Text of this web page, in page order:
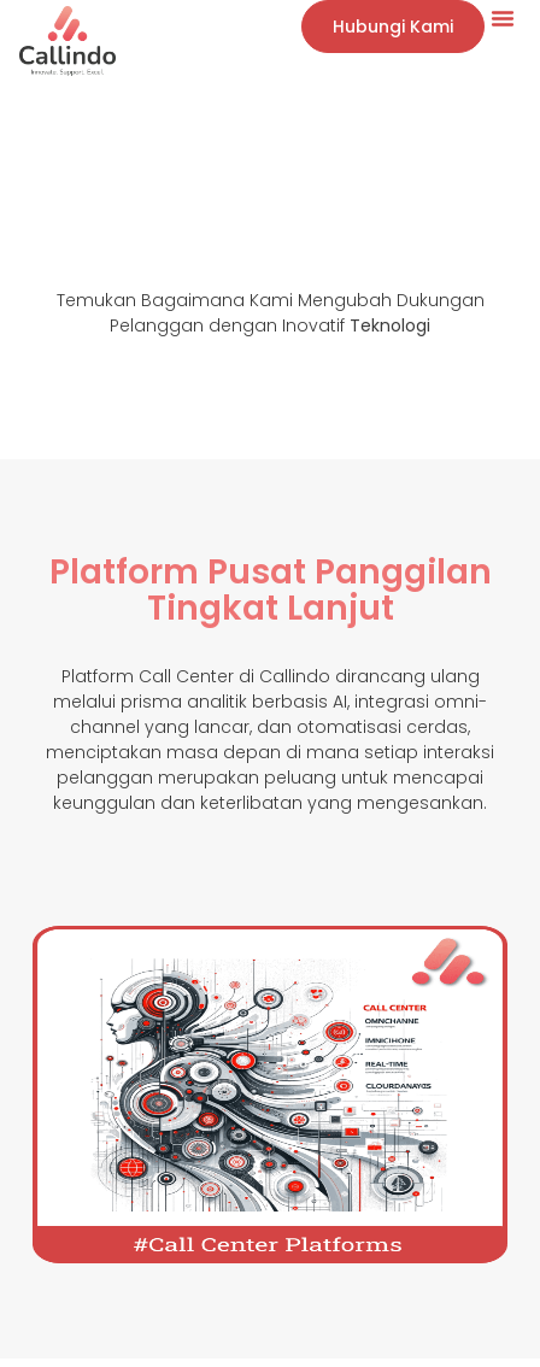
Hubungi Kami
Temukan Bagaimana Kami Mengubah Dukungan
Pelanggan dengan Inovatif Teknologi
Platform Pusat Panggilan
Tingkat Lanjut
Platform Call Center di Callindo dirancang ulang
melalui prisma analitik berbasis AI, integrasi omni-
channel yang lancar, dan otomatisasi cerdas,
menciptakan masa depan di mana setiap interaksi
pelanggan merupakan peluang untuk mencapai
keunggulan dan keterlibatan yang mengesankan.